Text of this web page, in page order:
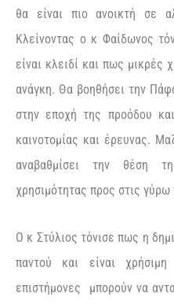
θα είναι πιο ανοικτή σε
Κλείνοντας ο κ Φαίδωνος
είναι κλειδί και πως
ανάγκη. Θα βοηθήσει την
στην εποχή της προόδου
καινοτομίας και έρευνας.
αναβαθμίσει την θέση
χρησιμότητας προς στις γύρω
Ο κ Στύλιος τόνισε πως η
παντού και είναι
επιστήμονες μπορούν να